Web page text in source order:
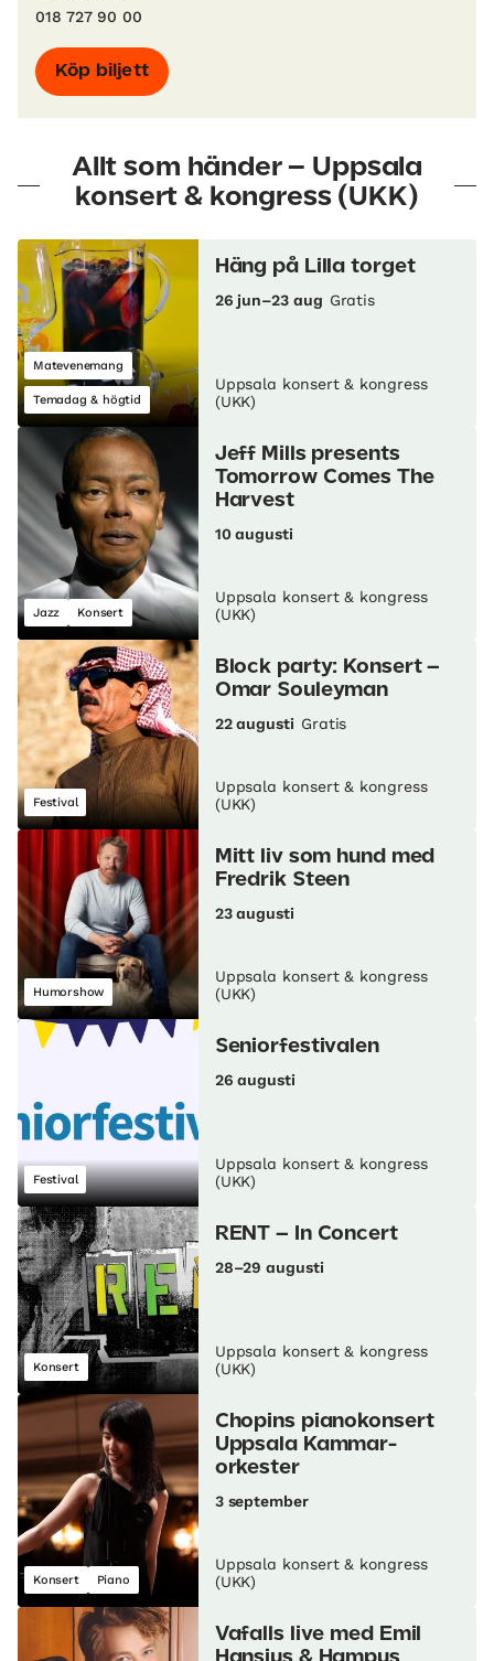
018 727 90 00
Köp biljett
Allt som händer – Uppsala
konsert & kongress (UKK)
Matevenemang
Temadag & högtid
Häng på Lilla torget
26 jun–23 aug Gratis
Uppsala konsert & kongress
(UKK)
Jazz Konsert
Jeff Mills presents
Tomorrow Comes The
Harvest
10 augusti
Uppsala konsert & kongress
(UKK)
Festival
Block party: Konsert –
Omar Souleyman
22 augusti Gratis
Uppsala konsert & kongress
(UKK)
Humorshow
Mitt liv som hund med
Fredrik Steen
23 augusti
Uppsala konsert & kongress
(UKK)
Festival
Seniorfestivalen
26 augusti
Uppsala konsert & kongress
(UKK)
Konsert
RENT – In Concert
28–29 augusti
Uppsala konsert & kongress
(UKK)
Konsert Piano
Chopins pianokonsert
Uppsala Kammar­
orkester
3 september
Uppsala konsert & kongress
(UKK)
Vafalls live med Emil
Hansius & Hampus